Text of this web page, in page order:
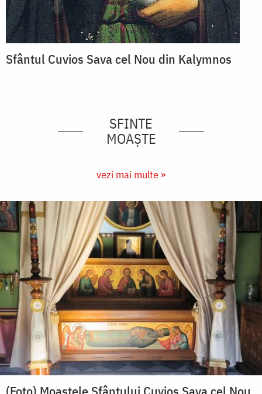
Sfântul Cuvios Sava cel Nou din Kalymnos
SFINTE
MOAȘTE
vezi mai multe »